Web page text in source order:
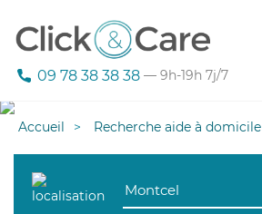
09 78 38 38 38 — 9h-19h 7j/7
Accueil Recherche aide à domicile